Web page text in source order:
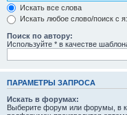
Искать все слова
Искать любое слово/поиск с
Поиск по автору:
Используйте * в качестве
ПАРАМЕТРЫ ЗАПРОСА
Искать в форумах:
Выберите форум или форумы, в